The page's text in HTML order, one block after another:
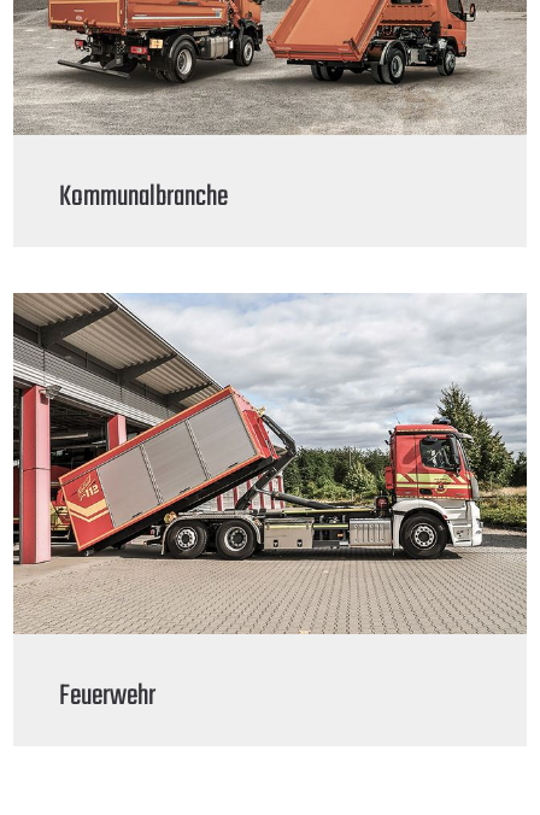
Kommunalbranche
Feuerwehr